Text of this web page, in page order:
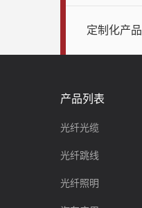
定制化产品
产品列表
光纤光缆
光纤跳线
光纤照明